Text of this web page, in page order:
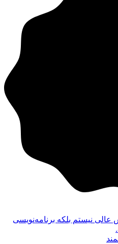
عالی نیستم بلکه برنامه‌نویسی